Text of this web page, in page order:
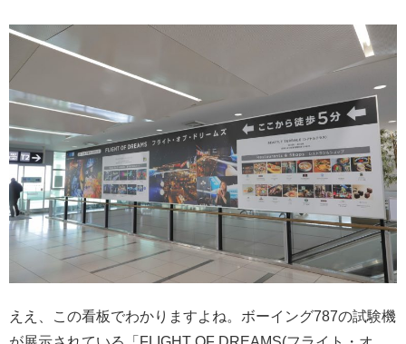
ええ、この看板でわかりますよね。ボーイング787の試験機